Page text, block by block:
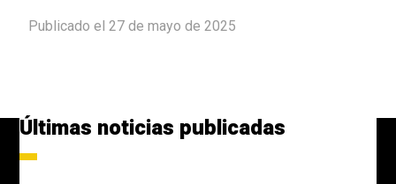
Publicado el 27 de mayo de 2025
Últimas noticias publicadas